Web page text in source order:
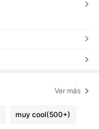
Ver más
muy cool(500+)